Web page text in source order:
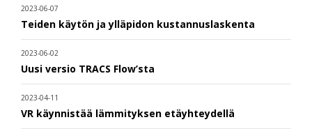
2023-06-07
Teiden käytön ja ylläpidon kustannuslaskenta
2023-06-02
Uusi versio TRACS Flow’sta
2023-04-11
VR käynnistää lämmityksen etäyhteydellä